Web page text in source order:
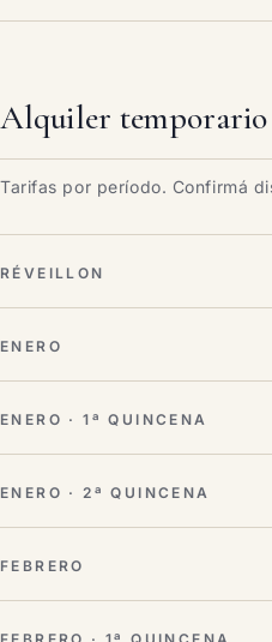
Alquiler temporario
Tarifas por período. Confirmá
RÉVEILLON
ENERO
ENERO · 1ª QUINCENA
ENERO · 2ª QUINCENA
FEBRERO